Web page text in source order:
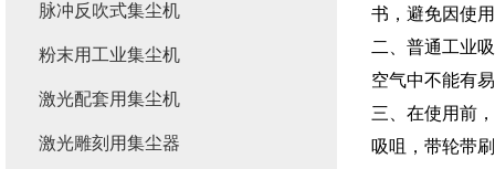
书，避免因使
二、普通工业
空气中不能有
三、在使用前
吸咀，带轮带
脉冲反吹式集尘机
粉末用工业集尘机
激光配套用集尘机
激光雕刻用集尘器